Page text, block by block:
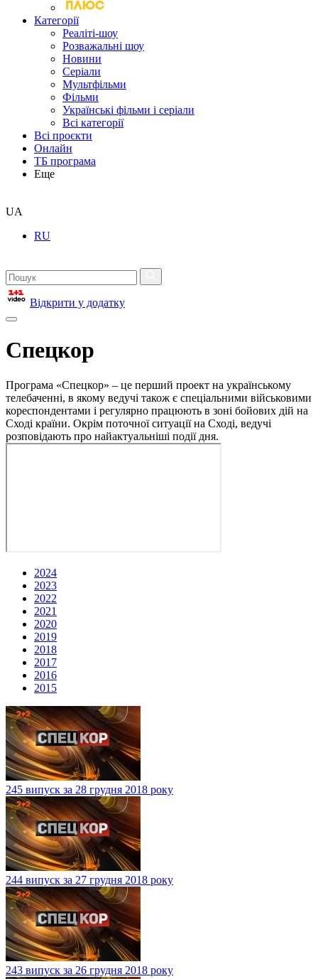
Категорії
Реаліті-шоу
Розважальні шоу
Новини
Серіали
Мультфільми
Фільми
Українські фільми і серіали
Всі категорії
Всі проєкти
Онлайн
ТБ програма
Еще
UA
RU
Відкрити у додатку
Спецкор
Програма «Спецкор» – це перший проект на українському
телебаченні, в якому ведучі також є спеціальними військовими
кореспондентами і регулярно працюють в зоні бойових дій на
Сході країни. Окрім поточної ситуації на Сході, ведучі
розповідають про найактуальніші події дня.
2024
2023
2022
2021
2020
2019
2018
2017
2016
2015
245 випуск за 28 грудня 2018 року
244 випуск за 27 грудня 2018 року
243 випуск за 26 грудня 2018 року